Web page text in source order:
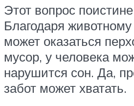
Этот вопрос
Благодаря
может оказаться
мусор, у человека
нарушится сон. Да,
забот может хватать.